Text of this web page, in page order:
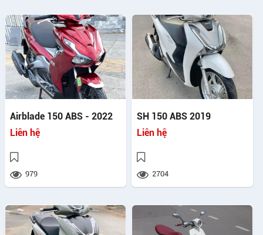
Airblade 150 ABS - 2022
Liên hệ
979
SH 150 ABS 2019
Liên hệ
2704